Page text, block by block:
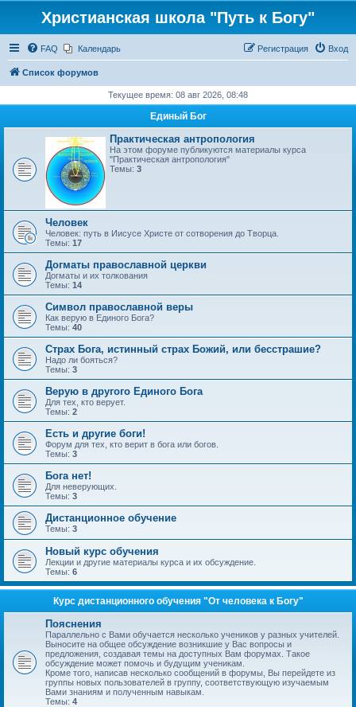
Христианская школа "Путь к Богу"
FAQ Календарь Вход
Регистрация
Список форумов
Текущее время: 08 авг 2026, 08:48
Единый Бог
Практическая антропология
На этом форуме публикуются материалы курса
"Практическая антропология"
Темы: 3
Человек
Человек: путь в Иисусе Христе от сотворения до Творца.
Темы: 17
Догматы православной церкви
Догматы и их толкования
Темы: 14
Символ православной веры
Как верую в Единого Бога?
Темы: 40
Страх Бога, истинный страх Божий, или бесстрашие?
Надо ли бояться?
Темы: 3
Верую в другого Единого Бога
Для тех, кто верует.
Темы: 2
Есть и другие боги!
Форум для тех, кто верит в бога или богов.
Темы: 3
Бога нет!
Для неверующих.
Темы: 3
Дистанционное обучение
Темы: 3
Новый курс обучения
Лекции и другие материалы курса и их обсуждение.
Темы: 6
Курс дистанционного обучения "От человека к Богу"
Пояснения
Параллельно с Вами обучается несколько учеников у разных учителей.
Выносите на общее обсуждение возникшие у Вас вопросы и
предложения, создавая темы на доступных Вам форумах. Такое
обсуждение может помочь и будущим ученикам.
Кроме того, написав несколько сообщений в форумы, Вы перейдете из
группы новых пользователей в группу, соответствующую изучаемым
Вами знаниям и полученным навыкам.
Темы: 4